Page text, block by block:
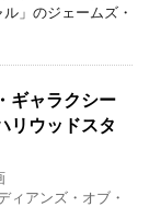
」のジェームズ・
ギャラクシー
リウッドスタ
ィアンズ・オブ・